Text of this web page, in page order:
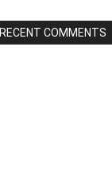
RECENT COMMENTS